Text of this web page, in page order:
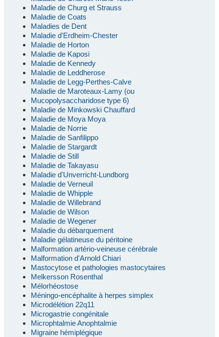
Maladie de Churg et Strauss
Maladie de Coats
Maladies de Dent
Maladie d'Erdheim-Chester
Maladie de Horton
Maladie de Kaposi
Maladie de Kennedy
Maladie de Leddherose
Maladie de Legg-Perthes-Calve
Maladie de Maroteaux-Lamy (ou
Mucopolysaccharidose type 6)
Maladie de Minkowski Chauffard
Maladie de Moya Moya
Maladie de Norrie
Maladie de Sanfilippo
Maladie de Stargardt
Maladie de Still
Maladie de Takayasu
Maladie d'Unverricht-Lundborg
Maladie de Verneuil
Maladie de Whipple
Maladie de Willebrand
Maladie de Wilson
Maladie de Wegener
Maladie du débarquement
Maladie gélatineuse du péritoine
Malformation artério-veineuse cérébrale
Malformation d'Arnold Chiari
Mastocytose et pathologies mastocytaires
Melkersson Rosenthal
Mélorhéostose
Méningo-encéphalite à herpes simplex
Microdélétion 22q11
Microgastrie congénitale
Microphtalmie Anophtalmie
Migraine hémiplégique